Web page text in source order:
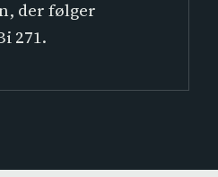
der følger
271.